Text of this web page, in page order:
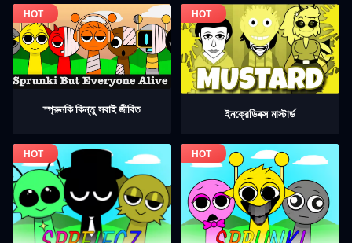
স্প্রুনকি কিন্তু সবাই জীবিত ইনক্রেডিবক্স মাস্টার্ড